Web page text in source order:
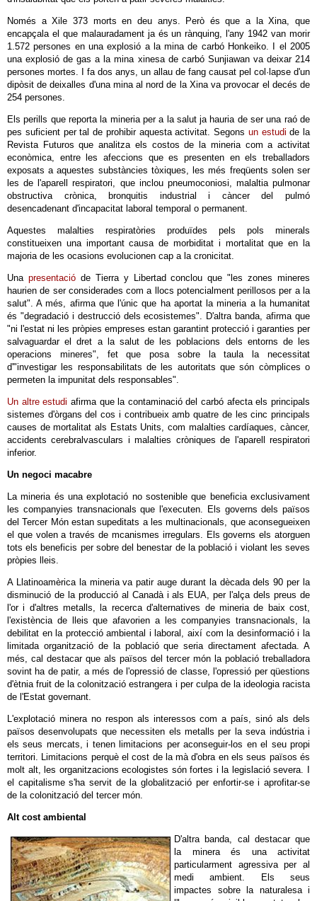
Només a Xile 373 morts en deu anys. Però és que a la Xina, que
encapçala el que malauradament ja és un rànquing, l'any 1942 van morir
1.572 persones en una explosió a la mina de carbó Honkeiko. I el 2005
una explosió de gas a la mina xinesa de carbó Sunjiawan va deixar 214
persones mortes. I fa dos anys, un allau de fang causat pel col·lapse d'un
dipòsit de deixalles d'una mina al nord de la Xina va provocar el decés de
254 persones.
Els perills que reporta la mineria per a la salut ja hauria de ser una raó de
pes suficient per tal de prohibir aquesta activitat. Segons un estudi de la
Revista Futuros que analitza els costos de la mineria com a activitat
econòmica, entre les afeccions que es presenten en els treballadors
exposats a aquestes substàncies tòxiques, les més freqüents solen ser
les de l'aparell respiratori, que inclou pneumoconiosi, malaltia pulmonar
obstructiva crònica, bronquitis industrial i càncer del pulmó
desencadenant d'incapacitat laboral temporal o permanent.
Aquestes malalties respiratòries produïdes pels pols minerals
constitueixen una important causa de morbiditat i mortalitat que en la
majoria de les ocasions evolucionen cap a la cronicitat.
Una presentacióde Tierra y Libertad conclou que "les zones mineres
haurien de ser considerades com a llocs potencialment perillosos per a la
salut". A més, afirma que l'únic que ha aportat la mineria a la humanitat
és "degradació i destrucció dels ecosistemes". D'altra banda, afirma que
"ni l'estat ni les pròpies empreses estan garantint protecció i garanties per
salvaguardar el dret a la salut de les poblacions dels entorns de les
operacions mineres", fet que posa sobre la taula la necessitat
d'"investigar les responsabilitats de les autoritats que són còmplices o
permeten la impunitat dels responsables".
Un altre estudi afirma que la contaminació del carbó afecta els principals
sistemes d'òrgans del cos i contribueix amb quatre de les cinc principals
causes de mortalitat als Estats Units, com malalties cardíaques, càncer,
accidents cerebralvasculars i malalties cròniques de l'aparell respiratori
inferior.
Un negoci macabre
La mineria és una explotació no sostenible que beneficia exclusivament
les companyies transnacionals que l'executen. Els governs dels països
del Tercer Món estan supeditats a les multinacionals, que aconsegueixen
el que volen a través de mcanismes irregulars. Els governs els atorguen
tots els beneficis per sobre del benestar de la població i violant les seves
pròpies lleis.
A Llatinoamèrica la mineria va patir auge durant la dècada dels 90 per la
disminució de la producció al Canadà i als EUA, per l'alça dels preus de
l'or i d'altres metalls, la recerca d'alternatives de mineria de baix cost,
l'existència de lleis que afavorien a les companyies transnacionals, la
debilitat en la protecció ambiental i laboral, així com la desinformació i la
limitada organització de la població que seria directament afectada. A
més, cal destacar que als països del tercer món la població treballadora
sovint ha de patir, a més de l'opressió de classe, l'opressió per qüestions
d'ètnia fruit de la colonització estrangera i per culpa de la ideologia racista
de l'Estat governant.
L'explotació minera no respon als interessos com a país, sinó als dels
països desenvolupats que necessiten els metalls per la seva indústria i
els seus mercats, i tenen limitacions per aconseguir-los en el seu propi
territori. Limitacions perquè el cost de la mà d'obra en els seus països és
molt alt, les organitzacions ecologistes són fortes i la legislació severa. I
el capitalisme s'ha servit de la globalització per enfortir-se i aprofitar-se
de la colonització del tercer món.
Alt cost ambiental
D'altra banda, cal destacar que
la minera és una activitat
particularment agressiva per al
medi ambient. Els seus
impactes sobre la naturalesa i